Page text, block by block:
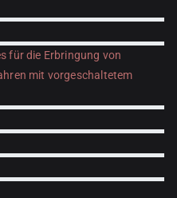
für die Erbringung von
mit vorgeschaltetem